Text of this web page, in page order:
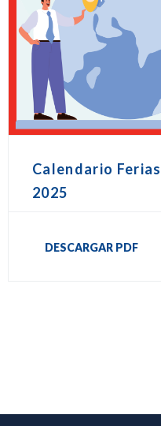
Calendario
2025
DESCARGAR PDF